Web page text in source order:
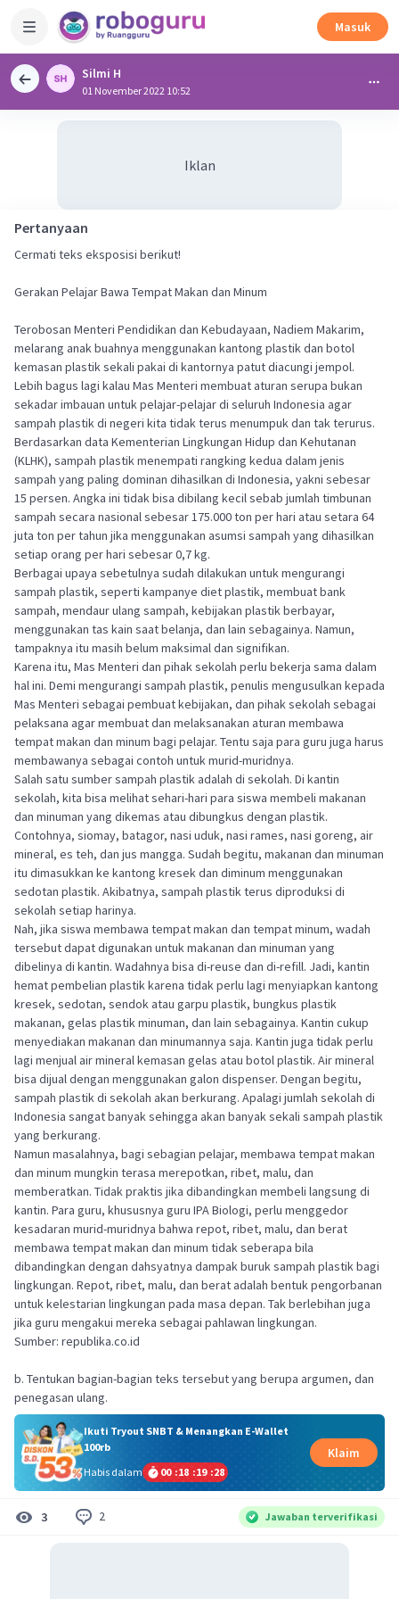
Masuk
Silmi H
01 November 2022 10:52
Iklan
Pertanyaan
Cermati teks eksposisi berikut!
Gerakan Pelajar Bawa Tempat Makan dan Minum
Terobosan Menteri Pendidikan dan Kebudayaan, Nadiem Makarim,
melarang anak buahnya menggunakan kantong plastik dan botol
kemasan plastik sekali pakai di kantornya patut diacungi jempol.
Lebih bagus lagi kalau Mas Menteri membuat aturan serupa bukan
sekadar imbauan untuk pelajar-pelajar di seluruh Indonesia agar
sampah plastik di negeri kita tidak terus menumpuk dan tak terurus.
Berdasarkan data Kementerian Lingkungan Hidup dan Kehutanan
(KLHK), sampah plastik menempati rangking kedua dalam jenis
sampah yang paling dominan dihasilkan di Indonesia, yakni sebesar
15 persen. Angka ini tidak bisa dibilang kecil sebab jumlah timbunan
sampah secara nasional sebesar 175.000 ton per hari atau setara 64
juta ton per tahun jika menggunakan asumsi sampah yang dihasilkan
setiap orang per hari sebesar 0,7 kg.
Berbagai upaya sebetulnya sudah dilakukan untuk mengurangi
sampah plastik, seperti kampanye diet plastik, membuat bank
sampah, mendaur ulang sampah, kebijakan plastik berbayar,
menggunakan tas kain saat belanja, dan lain sebagainya. Namun,
tampaknya itu masih belum maksimal dan signifikan.
Karena itu, Mas Menteri dan pihak sekolah perlu bekerja sama dalam
hal ini. Demi mengurangi sampah plastik, penulis mengusulkan kepada
Mas Menteri sebagai pembuat kebijakan, dan pihak sekolah sebagai
pelaksana agar membuat dan melaksanakan aturan membawa
tempat makan dan minum bagi pelajar. Tentu saja para guru juga harus
membawanya sebagai contoh untuk murid-muridnya.
Salah satu sumber sampah plastik adalah di sekolah. Di kantin
sekolah, kita bisa melihat sehari-hari para siswa membeli makanan
dan minuman yang dikemas atau dibungkus dengan plastik.
Contohnya, siomay, batagor, nasi uduk, nasi rames, nasi goreng, air
mineral, es teh, dan jus mangga. Sudah begitu, makanan dan minuman
itu dimasukkan ke kantong kresek dan diminum menggunakan
sedotan plastik. Akibatnya, sampah plastik terus diproduksi di
sekolah setiap harinya.
Nah, jika siswa membawa tempat makan dan tempat minum, wadah
tersebut dapat digunakan untuk makanan dan minuman yang
dibelinya di kantin. Wadahnya bisa di-reuse dan di-refill. Jadi, kantin
hemat pembelian plastik karena tidak perlu lagi menyiapkan kantong
kresek, sedotan, sendok atau garpu plastik, bungkus plastik
makanan, gelas plastik minuman, dan lain sebagainya. Kantin cukup
menyediakan makanan dan minumannya saja. Kantin juga tidak perlu
lagi menjual air mineral kemasan gelas atau botol plastik. Air mineral
bisa dijual dengan menggunakan galon dispenser. Dengan begitu,
sampah plastik di sekolah akan berkurang. Apalagi jumlah sekolah di
Indonesia sangat banyak sehingga akan banyak sekali sampah plastik
yang berkurang.
Namun masalahnya, bagi sebagian pelajar, membawa tempat makan
dan minum mungkin terasa merepotkan, ribet, malu, dan
memberatkan. Tidak praktis jika dibandingkan membeli langsung di
kantin. Para guru, khususnya guru IPA Biologi, perlu menggedor
kesadaran murid-muridnya bahwa repot, ribet, malu, dan berat
membawa tempat makan dan minum tidak seberapa bila
dibandingkan dengan dahsyatnya dampak buruk sampah plastik bagi
lingkungan. Repot, ribet, malu, dan berat adalah bentuk pengorbanan
untuk kelestarian lingkungan pada masa depan. Tak berlebihan juga
jika guru mengakui mereka sebagai pahlawan lingkungan.
Sumber: republika.co.id
b. Tentukan bagian-bagian teks tersebut yang berupa argumen, dan
penegasan ulang.
Ikuti Tryout SNBT & Menangkan E-Wallet
100rb
Habis dalam
00 :18 :19 :27
Klaim
3 2 Jawaban terverifikasi